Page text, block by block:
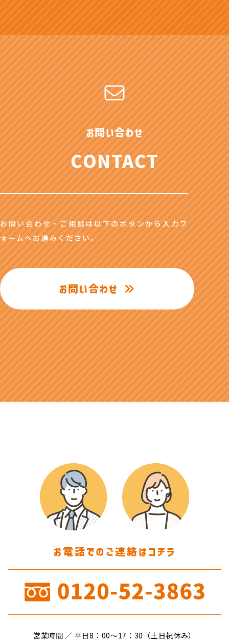
お問い合わせ
CONTACT
お問い合わせ・ご相談は以下のボタンから入力フ
ォームへお進みください。
お問い合わせ
お電話でのご連絡はコチラ
営業時間 ／ 平日8：00〜17：30（土日祝休み）